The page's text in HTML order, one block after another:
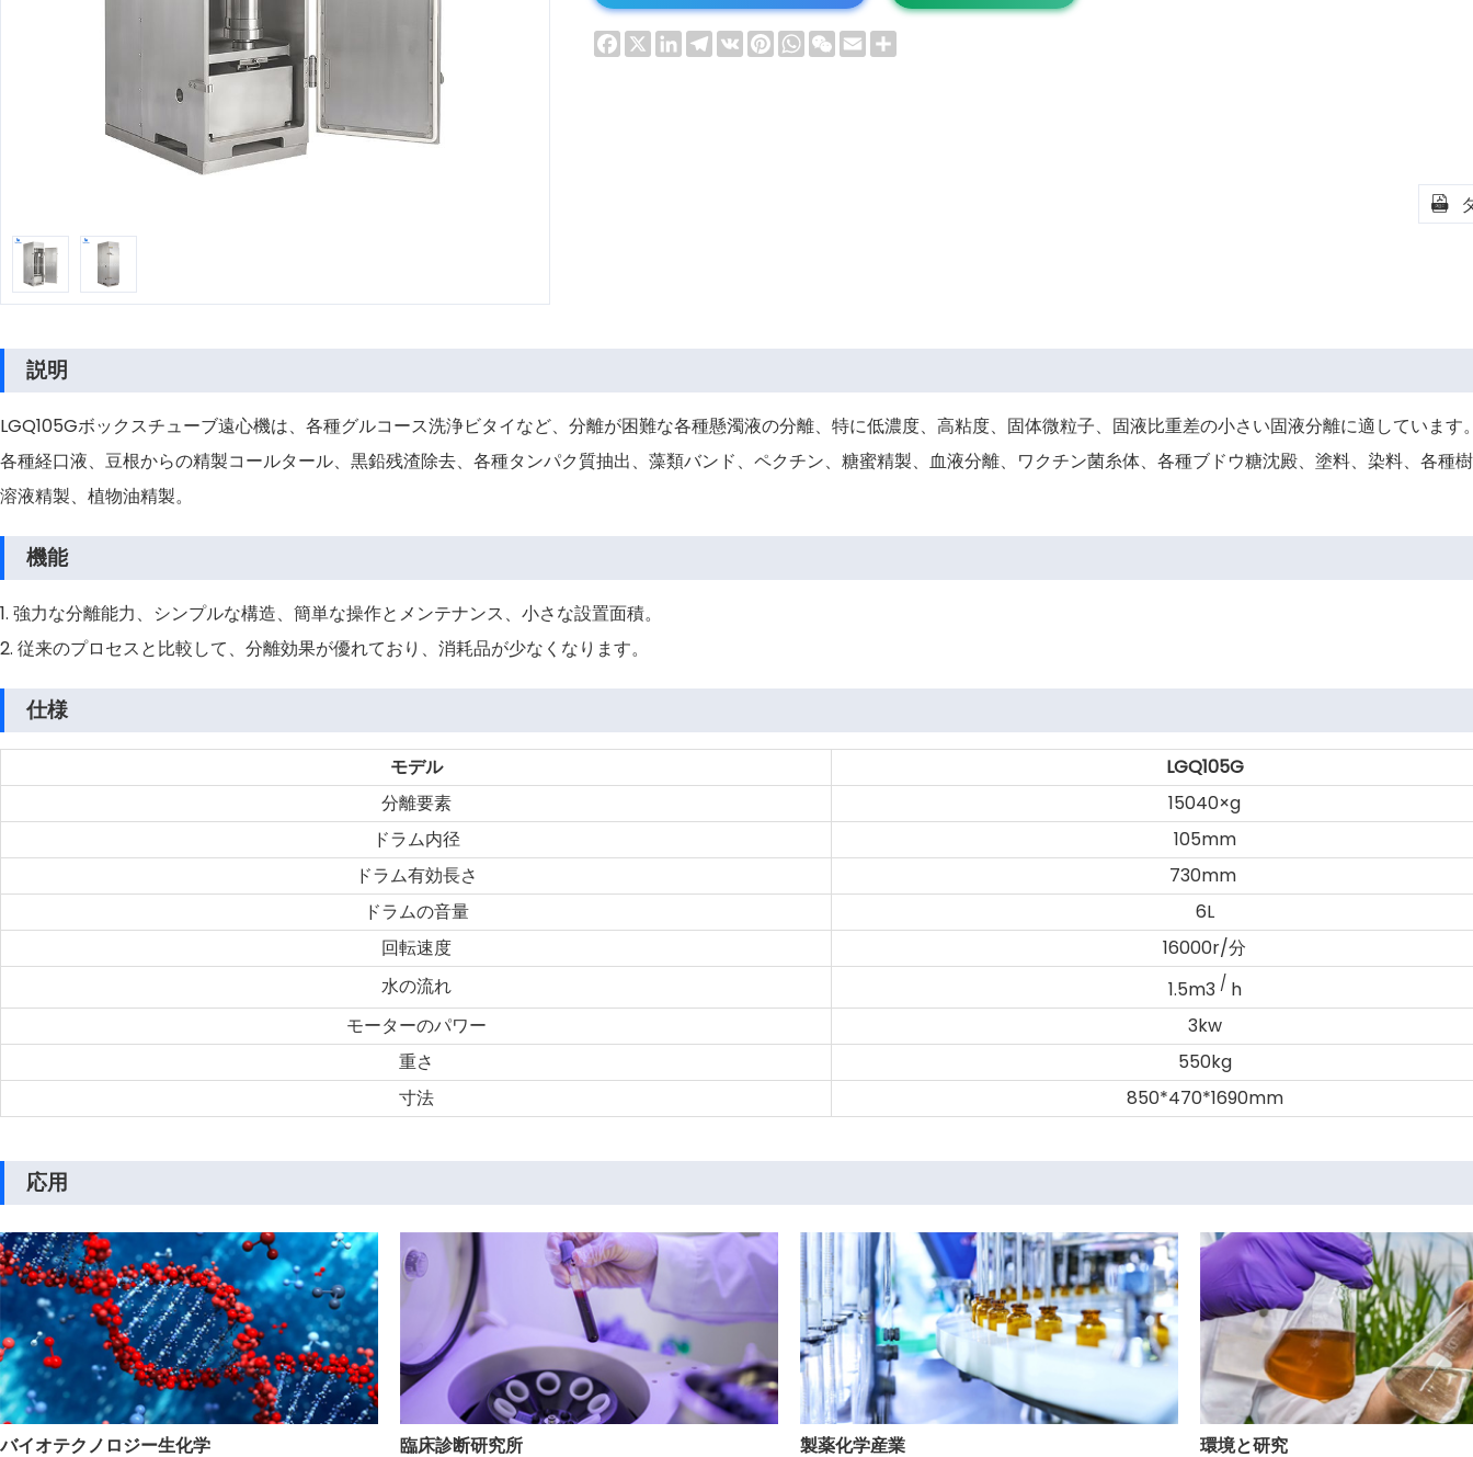
Facebook
X LinkedInTelegram
VK Pinterest
WhatsApp
WeChat
Email

説明
LGQ105Gボックスチューブ遠心機は、各種グルコース洗浄ビタイなど、分離が困難な各種懸濁液の分離、特に低濃度、高粘度、固体微粒子、固液比重差の小さい固液分離に適しています
各種経口液、豆根からの精製コールタール、黒鉛残渣除去、各種タンパク質抽出、藻類バンド、ペクチン、糖蜜精製、血液分離、ワクチン菌糸体、各種ブドウ糖沈殿、塗料、染料、各種
溶液精製、植物油精製。
機能
1. 強力な分離能力、シンプルな構造、簡単な操作とメンテナンス、小さな設置面積。
2. 従来のプロセスと比較して、分離効果が優れており、消耗品が少なくなります。
仕様
モデル
LGQ105G
分離要素
15040×g
ドラム内径
105mm
ドラム有効長さ
730mm
ドラムの音量
6L
回転速度
16000r/分
水の流れ
1.5m3 / h
モーターのパワー
3kw
重さ
550kg
寸法
850*470*1690mm
応用
バイオテクノロジー生化学 臨床診断研究所 製薬化学産業 環境と研究